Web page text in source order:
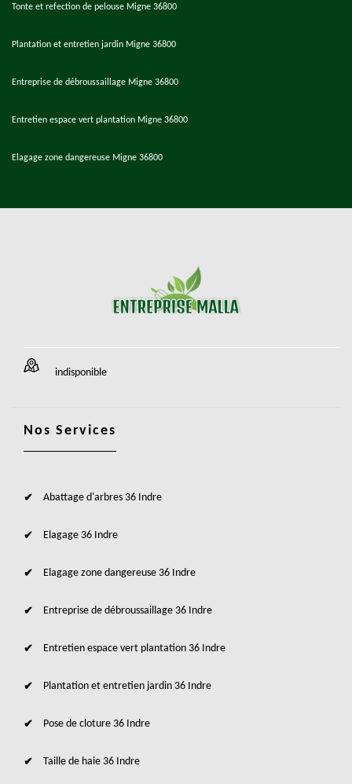
Tonte et refection de pelouse Migne 36800
Plantation et entretien jardin Migne 36800
Entreprise de débroussaillage Migne 36800
Entretien espace vert plantation Migne 36800
Elagage zone dangereuse Migne 36800
indisponible
Nos Services
Abattage d'arbres 36 Indre
Elagage 36 Indre
Elagage zone dangereuse 36 Indre
Entreprise de débroussaillage 36 Indre
Entretien espace vert plantation 36 Indre
Plantation et entretien jardin 36 Indre
Pose de cloture 36 Indre
Taille de haie 36 Indre